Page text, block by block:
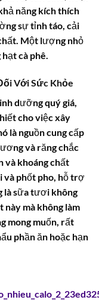
năng kích thích
sự tỉnh táo, cải
Một lượng nhỏ
cà phê.
Với Sức Khỏe
dưỡng quý giá,
cho việc xây
là nguồn cung cấp
và răng chắc
và khoáng chất
và phốt pho, hỗ trợ
là sữa tươi không
mà không làm
mong muốn, rất
phần ăn hoặc hạn